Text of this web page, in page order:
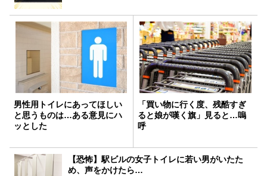
男性用トイレにあってほしい
と思うものは…ある意見にハ
ッとした
「買い物に行く度、残酷すぎ
ると娘が嘆く旗」見ると…嗚
呼
【恐怖】駅ビルの女子トイレに若い男がいたた
め、声をかけたら…